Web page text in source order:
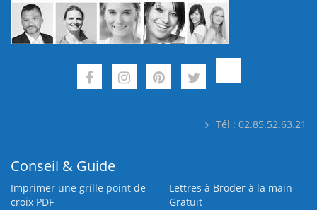
Tél : 02.85.52.63.21
Conseil & Guide
Imprimer une grille point de
croix PDF
Lettres à Broder à la main
Gratuit